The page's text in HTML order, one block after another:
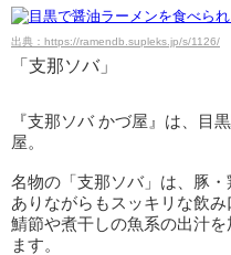
出典：https://ramendb.supleks.jp/s/1126/
「支那ソバ」
『支那ソバ かづ屋』は、目
屋。
名物の「支那ソバ」は、豚
ありながらもスッキリな飲み
鯖節や煮干しの魚系の出汁
ます。